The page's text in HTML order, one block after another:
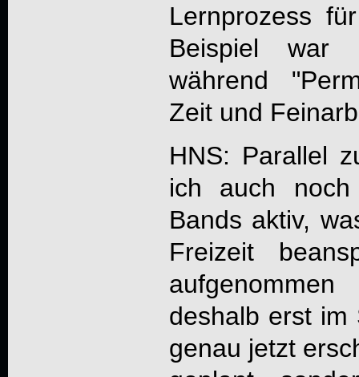
Lernprozess
Beispiel war
während
Zeit und
HNS: Parallel
ich auch
Bands aktiv,
Freizeit
deshalb erst im
genau jetzt